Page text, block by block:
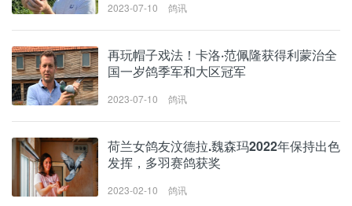
2023-07-10 鸽讯
再玩帽子戏法！卡洛·范佩隆获得利蒙治全
国一岁鸽季军和大区冠军
2023-07-10 鸽讯
荷兰女鸽友汶德拉.魏森玛2022年保持出色
发挥，多羽赛鸽获奖
2023-02-10 鸽讯